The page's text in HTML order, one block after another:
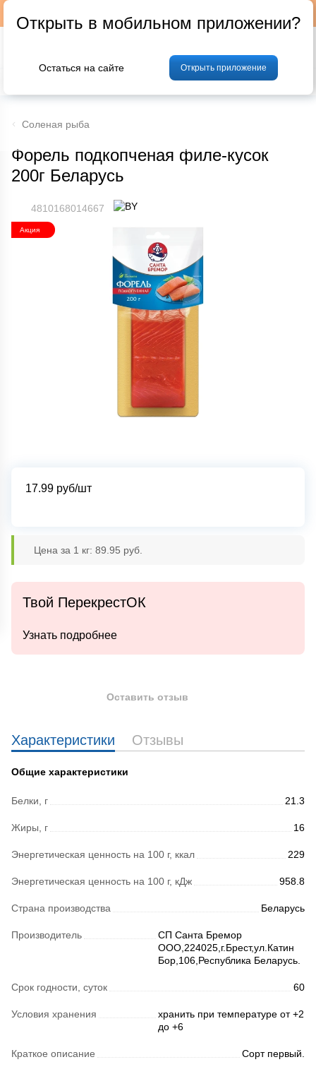
Фрукты и овощи Мясо Птица
Соленая рыба
Форель подкопченая филе-кусок
200г Беларусь
4810168014667
Акция
17.99 руб/шт
Цена за 1 кг: 89.95 руб.
Характеристики Отзывы
Общие характеристики
Белки, г 21.3
Жиры, г 16
Энергетическая ценность на 100 г, ккал 229
Энергетическая ценность на 100 г, кДж 958.8
Страна производства Беларусь
Производитель
СП Санта Бремор
ООО,224025,г.Брест,ул.Катин
Бор,106,Республика Беларусь.
Срок годности, суток 60
Условия хранения
хранить при температуре от +2
до +6
Краткое описание Сорт первый.
Твой ПерекрестОК
Узнать подробнее
Оставить отзыв
Открыть в мобильном приложении?
Остаться на сайте Открыть приложение